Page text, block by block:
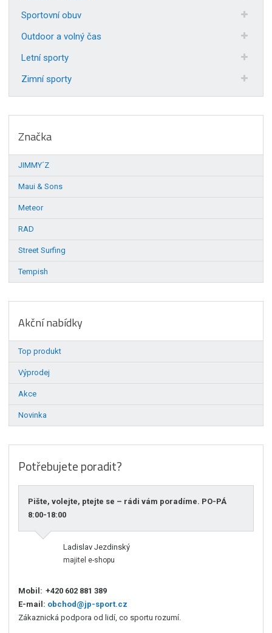
Sportovní obuv
Outdoor a volný čas
Letní sporty
Zimní sporty
Značka
JIMMY´Z
Maui & Sons
Meteor
RAD
Street Surfing
Tempish
Akční nabídky
Top produkt
Výprodej
Akce
Novinka
Potřebujete poradit?
Pište, volejte, ptejte se – rádi vám poradíme. PO-PÁ
8:00-18:00
Ladislav Jezdinský
majitel e-shopu
Mobil: +420 602 881 389
E-mail: obchod@jp-sport.cz
Zákaznická podpora od lidí, co sportu rozumí.